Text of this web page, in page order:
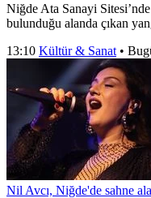
Niğde Ata Sanayi
bulunduğu alanda çıkan
13:10 Kültür & Sanat •
Nil Avcı, Niğde'de sahne